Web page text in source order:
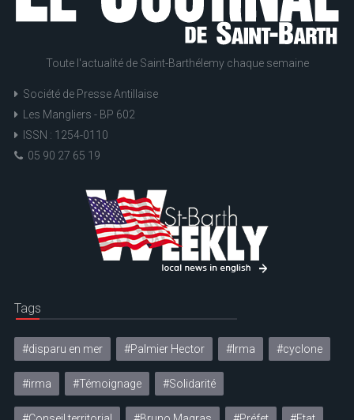
Toute l'actualité de Saint-Barthélemy chaque semaine
Société de Presse Antillaise
Les Mangliers - BP 602
ISSN : 1254-0110
05 90 27 65 19
Tags
#disparu en mer #Palmier Hector #Irma #cyclone
#irma #Témoignage #Solidarité